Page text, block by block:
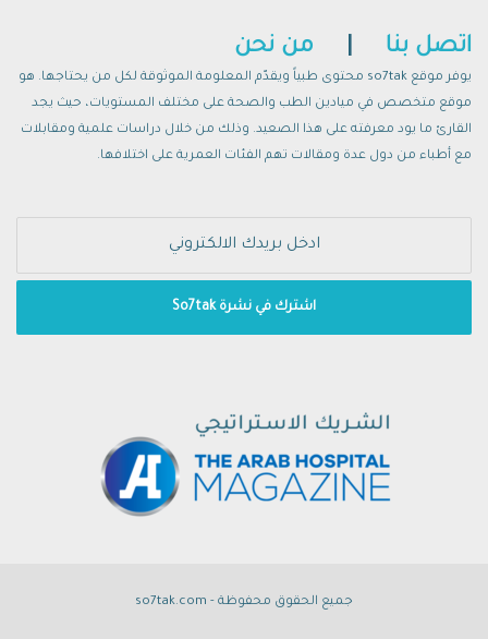
اتصل بنا من نحن
يوفر موقع so7tak محتوى طبياً ويقدّم المعلومة الموثوقة لكل من يحتاجها. هو
موقع متخصص في ميادين الطب والصحة على مختلف المستويات، حيث يجد
القارئ ما يود معرفته على هذا الصعيد. وذلك من خلال دراسات علمية ومقابلات
مع أطباء من دول عدة ومقالات تهم الفئات العمرية على اختلافها.
جميع الحقوق محفوظة - so7tak.com